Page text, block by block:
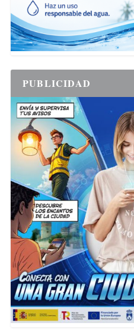
PUBLICIDAD